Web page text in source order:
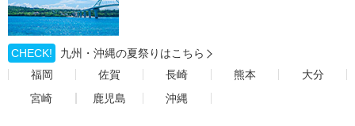
CHECK!
九州・沖縄の夏祭りはこちら
福岡
佐賀 長崎 熊本
大分
宮崎
鹿児島 沖縄